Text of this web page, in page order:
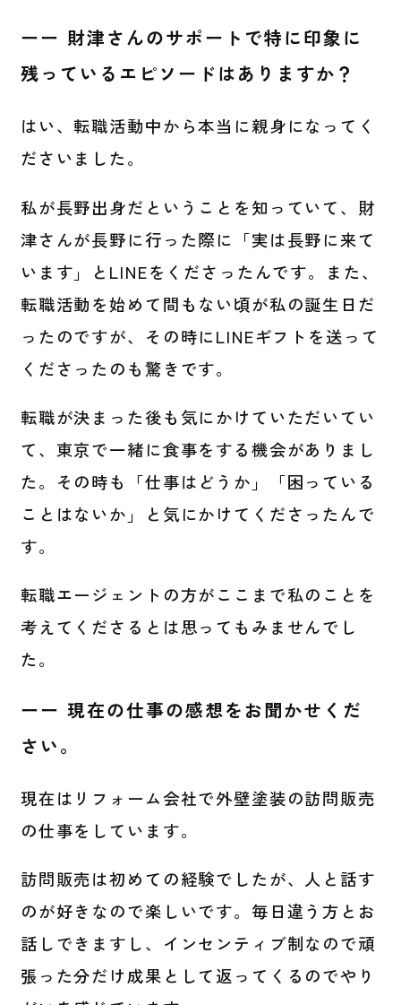
ーー 財津さんのサポートで特に印象に
残っているエピソードはありますか？
はい、転職活動中から本当に親身になってく
ださいました。
私が長野出身だということを知っていて、財
津さんが長野に行った際に「実は長野に来て
います」とLINEをくださったんです。また、
転職活動を始めて間もない頃が私の誕生日だ
ったのですが、その時にLINEギフトを送って
くださったのも驚きです。
転職が決まった後も気にかけていただいてい
て、東京で一緒に食事をする機会がありまし
た。その時も「仕事はどうか」「困っている
ことはないか」と気にかけてくださったんで
す。
転職エージェントの方がここまで私のことを
考えてくださるとは思ってもみませんでし
た。
ーー 現在の仕事の感想をお聞かせくだ
さい。
現在はリフォーム会社で外壁塗装の訪問販売
の仕事をしています。
訪問販売は初めての経験でしたが、人と話す
のが好きなので楽しいです。毎日違う方とお
話しできますし、インセンティブ制なので頑
張った分だけ成果として返ってくるのでやり